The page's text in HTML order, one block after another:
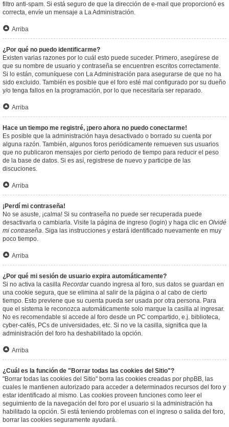
filtro anti-spam. Si está seguro de que la dirección de e-mail que proporcionó es
correcta, envíe un mensaje a La Administración.
Arriba
¿Por qué no puedo identificarme?
Existen varias razones por lo cuál esto puede suceder. Primero, asegúrese de
que su nombre de usuario y contraseña se encuentren escritos correctamente.
Si lo están, comuníquese con La Administración para asegurarse de que no ha
sido excluido. También es posible que el foro esté mal configurado por su dueño
y/o tenga fallos en la programación, por lo que necesitaría ser reparado.
Arriba
Hace un tiempo me registré, ¡pero ahora no puedo conectarme!
Es posible que la administración haya desactivado o borrado su cuenta por
alguna razón. También, algunos foros periódicamente remueven sus usuarios
que no publicaron mensajes por cierto periodo de tiempo para reducir el peso
de la base de datos. Si es así, registrese de nuevo y participe de las
discuciones.
Arriba
¡Perdí mi contraseña!
No se asuste, ¡calma! Si su contraseña no puede ser recuperada puede
desactivarla o cambiarla. Visite la página de ingreso (login) y haga clic en Olvidé
mi contraseña. Siga las instrucciones y estará identificado nuevamente en muy
poco tiempo.
Arriba
¿Por qué mi sesión de usuario expira automáticamente?
Si no activa la casilla Recordarcuando ingresa al foro, sus datos se guardan en
una cookie segura, que se elimina al salir de la página o al cabo de cierto
tiempo. Esto previene que su cuenta pueda ser usada por otra persona. Para
que el sistema le reconozca automáticamente solo marque la casilla al ingresar.
No es recomendable si accede al foro desde un PC compartido, e.j. biblioteca,
cyber-cafés, PCs de universidades, etc. Si no ve la casilla, significa que la
administración del foro ha deshabilitado la opción.
Arriba
¿Cuál es la función de "Borrar todas las cookies del Sitio"?
"Borrar todas las cookies del Sitio" borra las cookies creadas por phpBB, las
cuales le mantienen autorizado para acceder a determinados recursos del foro y
estar identificado al mismo. Las cookies proveen funciones como leer el
seguimiento de la navegación del foro por el usuario si la administración ha
habilitado la opción. Si está teniendo problemas con el ingreso o salida del foro,
borrar las cookies seguramente ayudará.